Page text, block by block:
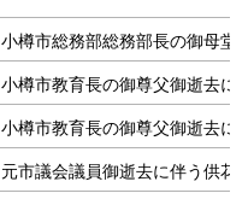
小樽市総務部総務部長の御母堂
小樽市教育長の御尊父御逝去に
小樽市教育長の御尊父御逝去に
元市議会議員御逝去に伴う供花